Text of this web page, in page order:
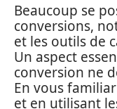
Beaucoup se
conversions,
et les outils de
Un aspect
conversion ne
En vous
et en utilisant